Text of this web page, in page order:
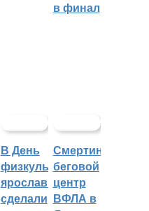
в финал
В День
физкультурника
ярославцы
сделали
Смертин:
беговой
центр
ВФЛА в